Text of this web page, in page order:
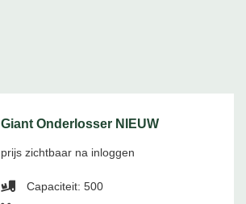
Giant Onderlosser NIEUW
prijs zichtbaar na inloggen
Capaciteit: 500